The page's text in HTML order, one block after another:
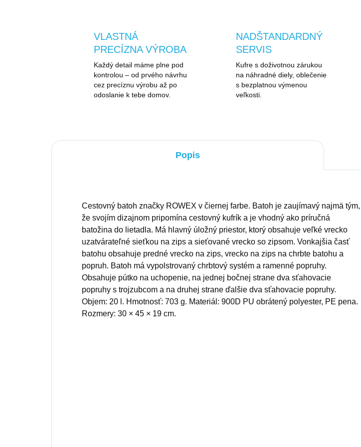
VLASTNÁ
PRECÍZNA VÝROBA
Každý detail máme plne pod
kontrolou – od prvého návrhu
cez precíznu výrobu až po
odoslanie k tebe domov.
NADŠTANDARDNÝ
SERVIS
Kufre s doživotnou zárukou
na náhradné diely, oblečenie
s bezplatnou výmenou
veľkosti.
Popis
Cestovný batoh značky ROWEX v čiernej farbe. Batoh je zaujímavý najmä tým,
že svojím dizajnom pripomína cestovný kufrík a je vhodný ako príručná
batožina do lietadla. Má hlavný úložný priestor, ktorý obsahuje veľké vrecko
uzatvárateľné sieťkou na zips a sieťované vrecko so zipsom. Vonkajšia časť
batohu obsahuje predné vrecko na zips, vrecko na zips na chrbte batohu a
popruh. Batoh má vypolstrovaný chrbtový systém a ramenné popruhy.
Obsahuje pútko na uchopenie, na jednej bočnej strane dva sťahovacie
popruhy s trojzubcom a na druhej strane ďalšie dva sťahovacie popruhy.
Objem: 20 l. Hmotnosť: 703 g. Materiál: 900D PU obrátený polyester, PE pena.
Rozmery: 30 × 45 × 19 cm.